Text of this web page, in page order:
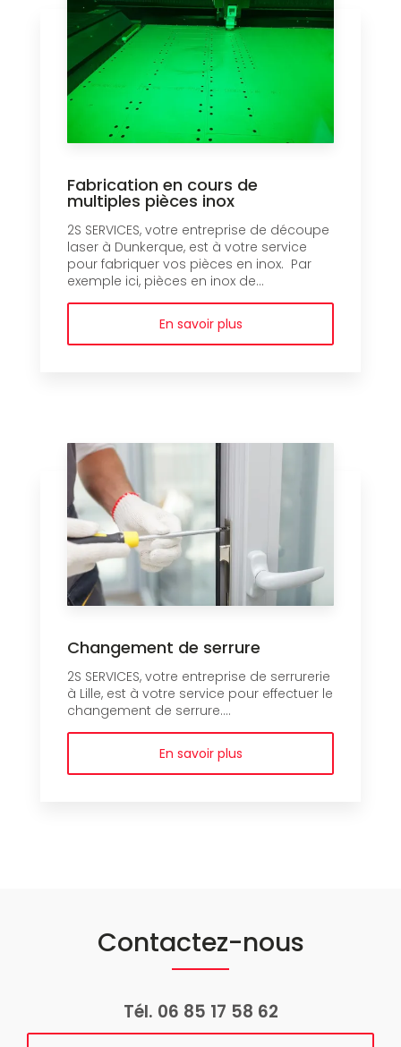
Fabrication en cours de
multiples pièces inox
2S SERVICES, votre entreprise de découpe
laser à Dunkerque, est à votre service
pour fabriquer vos pièces en inox. Par
exemple ici, pièces en inox de...
En savoir plus
Changement de serrure
2S SERVICES, votre entreprise de serrurerie
à Lille, est à votre service pour effectuer le
changement de serrure....
En savoir plus
Contactez-nous
Tél. 06 85 17 58 62